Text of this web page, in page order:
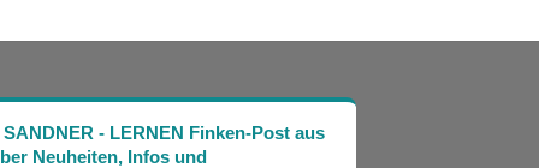
- LERNEN Finken-Post aus
Neuheiten, Infos und